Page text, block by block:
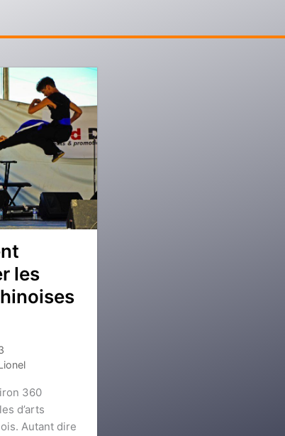
les
360
d’arts
Autant dire